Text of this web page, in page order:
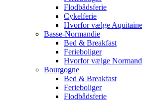
Flodbådsferie
Cykelferie
Hvorfor vælge Aquitaine
Basse-Normandie
Bed & Breakfast
Ferieboliger
Hvorfor vælge
Bourgogne
Bed & Breakfast
Ferieboliger
Flodbådsferie